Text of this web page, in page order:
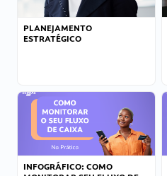
PLANEJAMENTO
ESTRATÉGICO
INFOGRÁFICO: COMO